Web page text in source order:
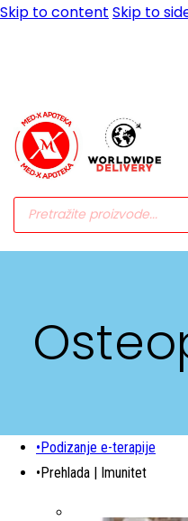
Skip to content Skip to
•Podizanje e-terapije
•Prehlada | Imunitet